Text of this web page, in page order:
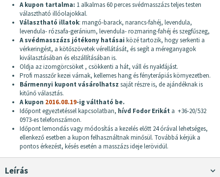
A kupon tartalma: 1 alkalmas 60 perces svédmasszázs teljes testen
választható illóolajokkal.
Választható illatok: mangó-barack, narancs-fahéj, levendula,
levendula- rózsafa-geránium, levendula- rozmaring-fahéj és szegfűszeg,
A svédmasszázs jótékony hatásai közé tartozik, hogy serkenti a
vérkeringést, a kötőszövetek vérellátását, és segít a méreganyagok
kiválasztásában és elszállításában is.
Oldja az izomgörcsöket , csökkenti a hát, váll és nyakfájást.
Profi masszőr kezei várnak, kellemes hang és fényterápiás környezetben.
Bármennyi kupont vásárolhatsz saját részre is, de ajándéknak is
kitűnő választás.
A kupon 2016.08.19-ig váltható be.
Időpont egyeztetéssel kapcsolatban, hívd Fodor Erikát a +36-20/532
0973-es telefonszámon.
Időpont lemondás vagy módosítás a kezelés előtt 24 órával lehetséges,
ellenkező esetben a kupon felhasználtnak minősül. Továbbá kérjük a
pontos érkezést, késés esetén a masszázs ideje lerövidül.
Leírás